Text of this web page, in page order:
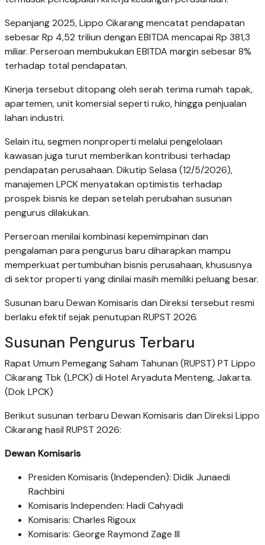
Sepanjang 2025, Lippo Cikarang mencatat pendapatan
sebesar Rp 4,52 triliun dengan EBITDA mencapai Rp 381,3
miliar. Perseroan membukukan EBITDA margin sebesar 8%
terhadap total pendapatan.
Kinerja tersebut ditopang oleh serah terima rumah tapak,
apartemen, unit komersial seperti ruko, hingga penjualan
lahan industri.
Selain itu, segmen nonproperti melalui pengelolaan
kawasan juga turut memberikan kontribusi terhadap
pendapatan perusahaan. Dikutip Selasa (12/5/2026),
manajemen LPCK menyatakan optimistis terhadap
prospek bisnis ke depan setelah perubahan susunan
pengurus dilakukan.
Perseroan menilai kombinasi kepemimpinan dan
pengalaman para pengurus baru diharapkan mampu
memperkuat pertumbuhan bisnis perusahaan, khususnya
di sektor properti yang dinilai masih memiliki peluang besar.
Susunan baru Dewan Komisaris dan Direksi tersebut resmi
berlaku efektif sejak penutupan RUPST 2026.
Susunan Pengurus Terbaru
Rapat Umum Pemegang Saham Tahunan (RUPST) PT Lippo
Cikarang Tbk (LPCK) di Hotel Aryaduta Menteng, Jakarta.
(Dok LPCK)
Berikut susunan terbaru Dewan Komisaris dan Direksi Lippo
Cikarang hasil RUPST 2026:
Dewan Komisaris
Presiden Komisaris (Independen): Didik Junaedi
Rachbini
Komisaris Independen: Hadi Cahyadi
Komisaris: Charles Rigoux
Komisaris: George Raymond Zage III